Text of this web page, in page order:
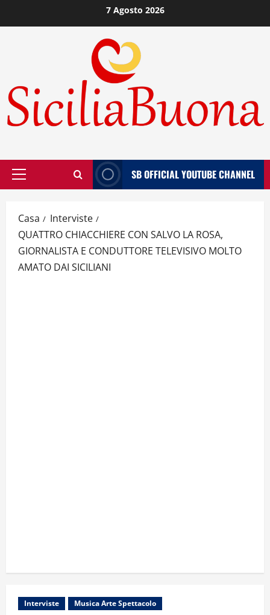
al
7 Agosto 2026
Menù
SB OFFICIAL YOUTUBE CHANNEL
Casa
Interviste
QUATTRO CHIACCHIERE CON SALVO LA ROSA,
GIORNALISTA E CONDUTTORE TELEVISIVO MOLTO
AMATO DAI SICILIANI
Interviste Musica Arte Spettacolo